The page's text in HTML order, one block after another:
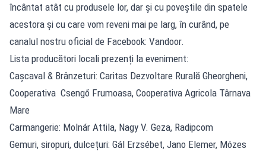
încântat atât cu produsele lor, dar și cu poveștile din spatele
acestora și cu care vom reveni mai pe larg, în curând, pe
canalul nostru oficial de Facebook: Vandoor.
Lista producători locali prezenți la eveniment:
Cașcaval & Brânzeturi: Caritas Dezvoltare Rurală Gheorgheni,
Cooperativa Csengő Frumoasa, Cooperativa Agricola Târnava
Mare
Carmangerie: Molnár Attila, Nagy V. Geza, Radipcom
Gemuri, siropuri, dulcețuri: Gál Erzsébet, Jano Elemer, Mózes